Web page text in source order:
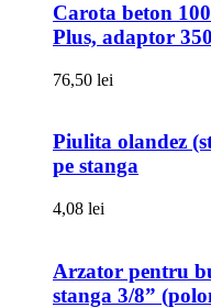
Carota beton
Plus, adaptor
76,50 lei
Piulita olandez
pe stanga
4,08 lei
Arzator pentru
stanga 3/8”